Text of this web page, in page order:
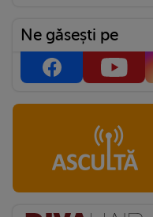
Ne găsești pe